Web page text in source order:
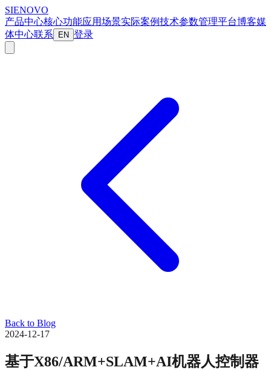
SIENOVO
产品中心核心功能应用场景实际案例技术参数管理平台博客媒
体中心联系 EN 登录
Back to Blog
2024-12-17
基于X86/ARM+SLAM+AI机器人控制器